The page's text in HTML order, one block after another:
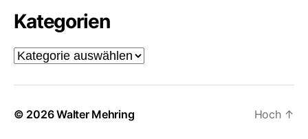
Kategorien
Kategorien
© 2026Walter Mehring Hoch ↑